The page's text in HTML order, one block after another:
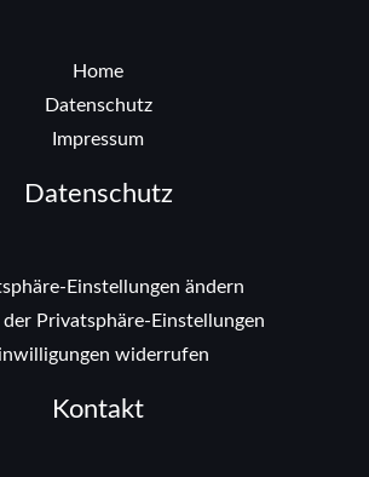
Home
Datenschutz
Impressum
Datenschutz
Einstellungen ändern
der Privatsphäre-Einstellungen
widerrufen
Kontakt